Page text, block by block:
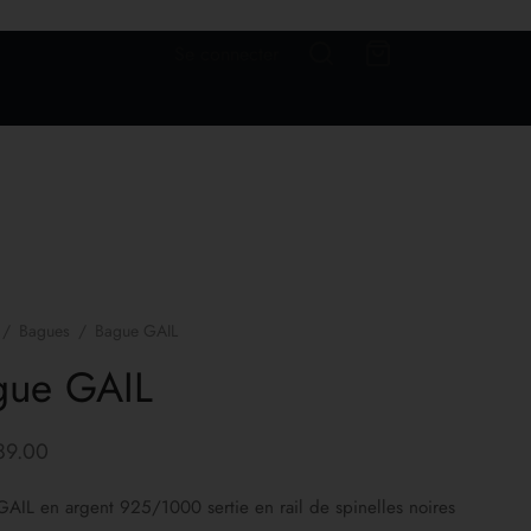
GAIL
en argent 925/1000 sertie en rail de spinelles noires